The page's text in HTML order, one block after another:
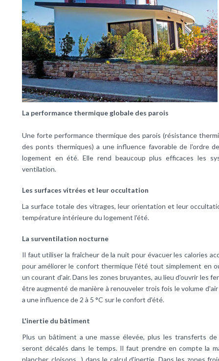
La performance thermique globale des parois
Une forte performance thermique des parois (résistance
des ponts thermiques) a une influence favorable de l'ordre
logement en été. Elle rend beaucoup plus efficaces les
ventilation.
Les surfaces vitrées et leur occultation
La surface totale des vitrages, leur orientation et leur
température intérieure du logement l'été.
La surventilation nocturne
Il faut utiliser la fraîcheur de la nuit pour évacuer les calories
pour améliorer le confort thermique l'été tout simplement en
un courant d'air. Dans les zones bruyantes, au lieu d'ouvrir les
être augmenté de manière à renouveler trois fois le volume
a une influence de 2 à 5 °C sur le confort d'été.
L'inertie du bâtiment
Plus un bâtiment a une masse élevée, plus les transferts
seront décalés dans le temps. Il faut prendre en compte la